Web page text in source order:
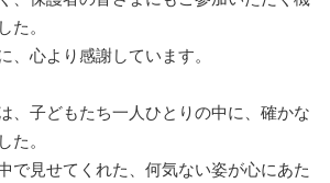
。
、心より感謝しています。
、子どもたち一人ひとりの中に、確かな
。
で見せてくれた、何気ない姿が心にあた